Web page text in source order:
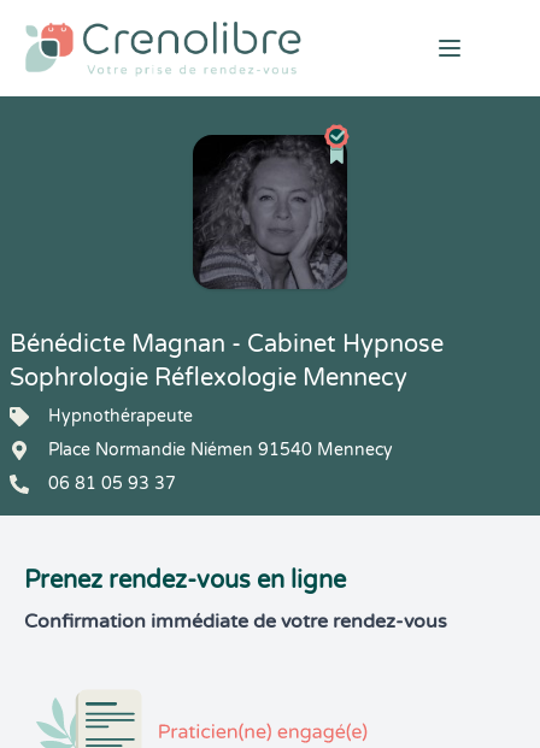
Open
Bénédicte Magnan - Cabinet Hypnose
Sophrologie Réflexologie Mennecy
Hypnothérapeute
Place Normandie Niémen 91540 Mennecy
06 81 05 93 37
Prenez rendez-vous en ligne
Confirmation immédiate de votre rendez-vous